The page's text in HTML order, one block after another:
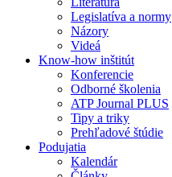
Legislatíva a normy
Názory
Videá
Know-how inštitút
Konferencie
Odborné školenia
ATP Journal PLUS
Tipy a triky
Prehľadové štúdie
Podujatia
Kalendár